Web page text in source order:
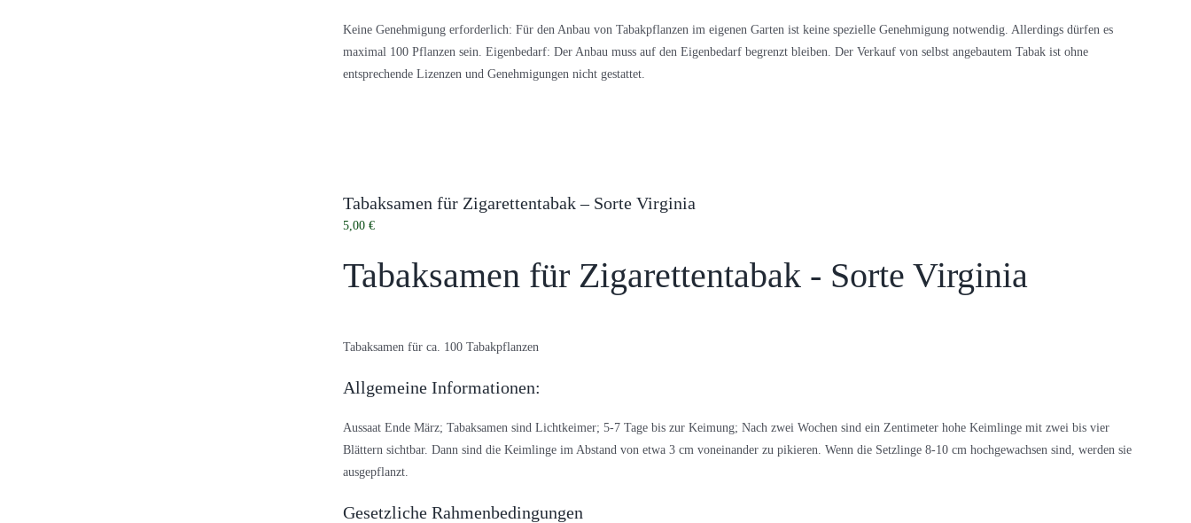
Keine Genehmigung erforderlich: Für den Anbau von Tabakpflanzen im eigenen Garten ist keine spezielle Genehmigung notwendig. Allerdings dürfen es
maximal 100 Pflanzen sein. Eigenbedarf: Der Anbau muss auf den Eigenbedarf begrenzt bleiben. Der Verkauf von selbst angebautem Tabak ist ohne
entsprechende Lizenzen und Genehmigungen nicht gestattet.
Tabaksamen für Zigarettentabak – Sorte Virginia
5,00 €
Tabaksamen für Zigarettentabak - Sorte Virginia
Tabaksamen für ca. 100 Tabakpflanzen
Allgemeine Informationen:
Aussaat Ende März; Tabaksamen sind Lichtkeimer; 5-7 Tage bis zur Keimung; Nach zwei Wochen sind ein Zentimeter hohe Keimlinge mit zwei bis vier
Blättern sichtbar. Dann sind die Keimlinge im Abstand von etwa 3 cm voneinander zu pikieren. Wenn die Setzlinge 8-10 cm hochgewachsen sind, werden sie
ausgepflanzt.
Gesetzliche Rahmenbedingungen